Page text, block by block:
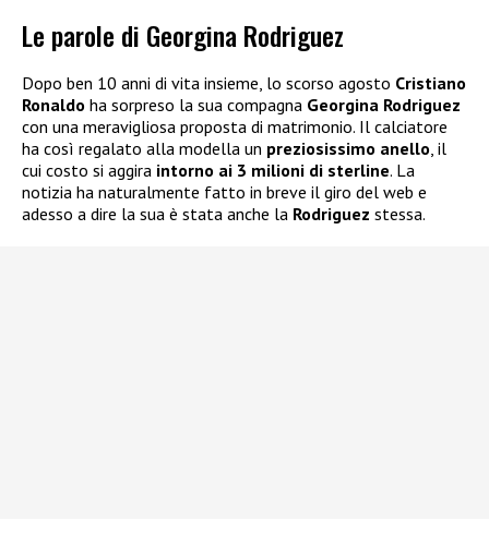
Le parole di Georgina Rodriguez
Dopo ben 10 anni di vita insieme, lo scorso agosto Cristiano
Ronaldo ha sorpreso la sua compagna Georgina Rodriguez
con una meravigliosa proposta di matrimonio. Il calciatore
ha così regalato alla modella un preziosissimo anello, il
cui costo si aggira intorno ai 3 milioni di sterline. La
notizia ha naturalmente fatto in breve il giro del web e
adesso a dire la sua è stata anche la Rodriguez stessa.